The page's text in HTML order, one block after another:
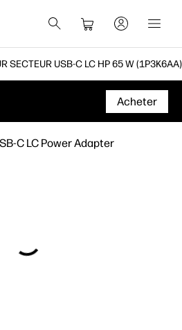
SECTEUR USB-C LC HP 65 W (1P3K6AA)
Acheter